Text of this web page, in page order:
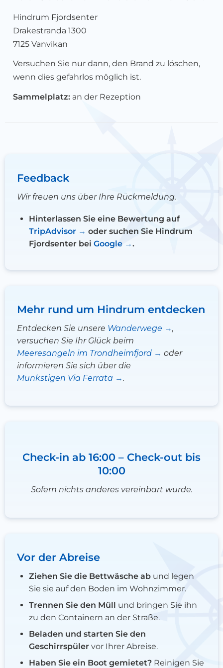
Hindrum Fjordsenter
Drakestranda 1300
7125 Vanvikan
Versuchen Sie nur dann, den Brand zu löschen,
wenn dies gefahrlos möglich ist.
Sammelplatz: an der Rezeption
Feedback
Wir freuen uns über Ihre Rückmeldung.
Hinterlassen Sie eine Bewertung auf
TripAdvisor
oder suchen Sie Hindrum
Fjordsenter bei Google .
Mehr rund um Hindrum entdecken
Entdecken Sie unsere Wanderwege
,
versuchen Sie Ihr Glück beim
Meeresangeln im Trondheimfjord
oder
informieren Sie sich über die
Munkstigen Via Ferrata
.
Check-in ab 16:00 – Check-out bis
10:00
Sofern nichts anderes vereinbart wurde.
Vor der Abreise
Ziehen Sie die Bettwäsche ab und legen
Sie sie auf den Boden im Wohnzimmer.
Trennen Sie den Müll und bringen Sie ihn
zu den Containern an der Straße.
Beladen und starten Sie den
Geschirrspüler vor Ihrer Abreise.
Haben Sie ein Boot gemietet? Reinigen Sie